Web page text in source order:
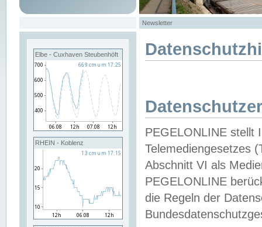
Newsletter
Elbe - Cuxhaven Steubenhöft
RHEIN - Koblenz
PEGELONLINE stellt
Telemediengesetzes
Abschnitt VI als
PEGELONLINE
die Regeln der